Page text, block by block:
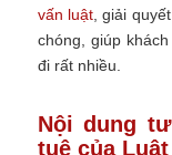
vấn luật, giải
chóng, giúp
đi rất nhiều.
Nội dung
tuệ của Luật